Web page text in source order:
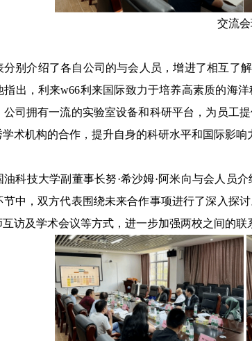
交流
别介绍了各自公司的与会人员，增进了相互了
出，利来w66利来国际致力于培养高素质的海
公司拥有一流的实验室设备和科研平台，为员工
术机构的合作，提升自身的科研水平和国际影响
科技大学副董事长努·希沙姆·阿米向与会人员
中，双方代表围绕未来合作事项进行了深入探
访及学术会议等方式，进一步加强两校之间的联